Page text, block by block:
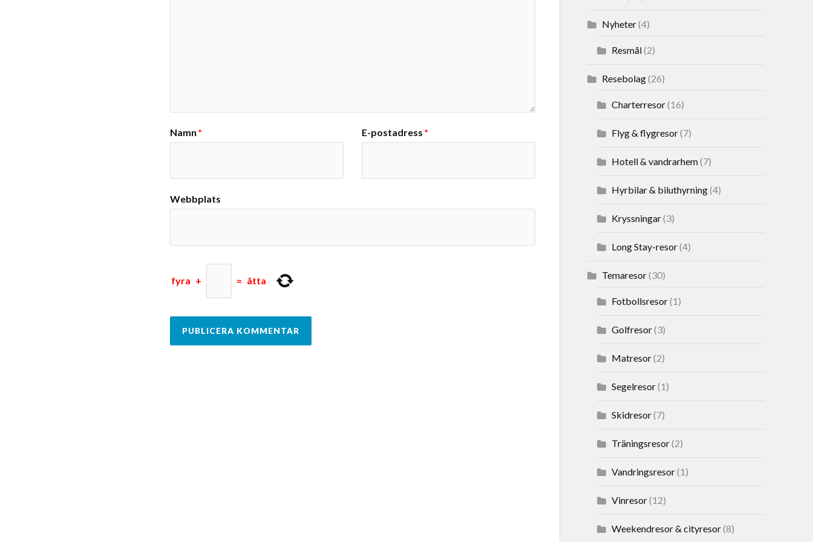
Namn * E-postadress *
Webbplats
fyra + = åtta
Nyheter(4)
Resmål(2)
Resebolag(26)
Charterresor(16)
Flyg & flygresor(7)
Hotell & vandrarhem(7)
Hyrbilar & biluthyrning(4)
Kryssningar(3)
Long Stay-resor(4)
Temaresor(30)
Fotbollsresor(1)
Golfresor(3)
Matresor(2)
Segelresor(1)
Skidresor(7)
Träningsresor(2)
Vandringsresor(1)
Vinresor(12)
Weekendresor & cityresor(8)